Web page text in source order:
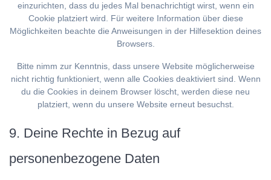
einzurichten, dass du jedes Mal benachrichtigt wirst, wenn ein
Cookie platziert wird. Für weitere Information über diese
Möglichkeiten beachte die Anweisungen in der Hilfesektion deines
Browsers.
Bitte nimm zur Kenntnis, dass unsere Website möglicherweise
nicht richtig funktioniert, wenn alle Cookies deaktiviert sind. Wenn
du die Cookies in deinem Browser löscht, werden diese neu
platziert, wenn du unsere Website erneut besuchst.
9. Deine Rechte in Bezug auf
personenbezogene Daten